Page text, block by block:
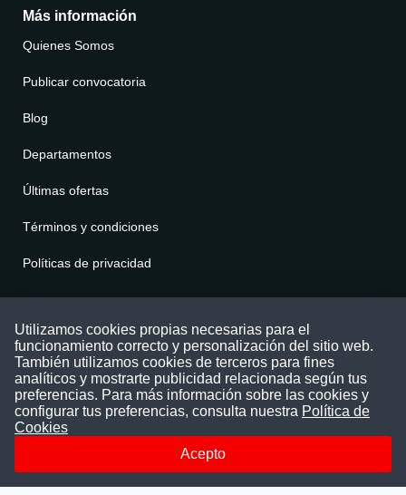
Más información
Quienes Somos
Publicar convocatoria
Blog
Departamentos
Últimas ofertas
Términos y condiciones
Políticas de privacidad
Puede comunicarse con nosotros a través
nuestras redes sociales o del correo:
contacto@convocatoriasdetrabajo.com
Siguenos en:
Utilizamos cookies propias necesarias para el
funcionamiento correcto y personalización del sitio web.
También utilizamos cookies de terceros para fines
analíticos y mostrarte publicidad relacionada según tus
preferencias. Para más información sobre las cookies y
configurar tus preferencias, consulta nuestra Política de
Cookies
Acepto